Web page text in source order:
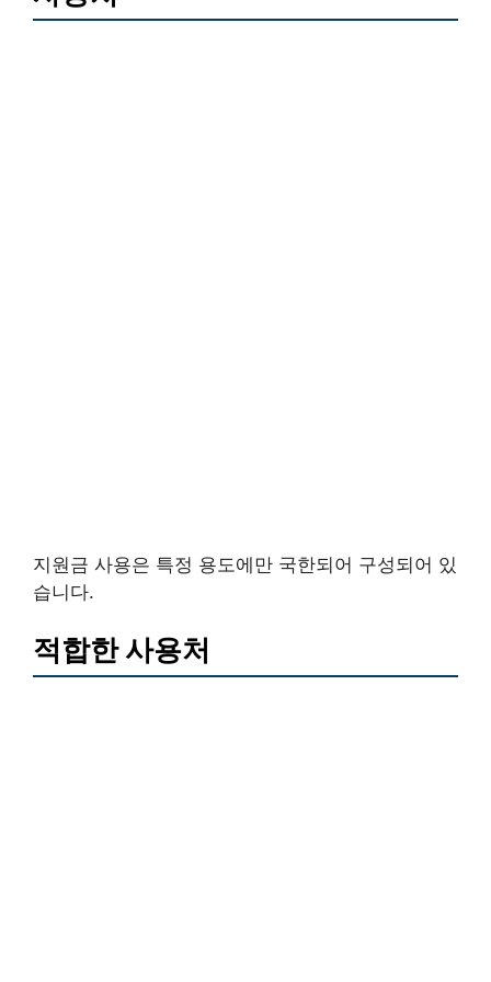
지원금 사용은 특정 용도에만 국한되어 구성되어 있
습니다.
적합한 사용처